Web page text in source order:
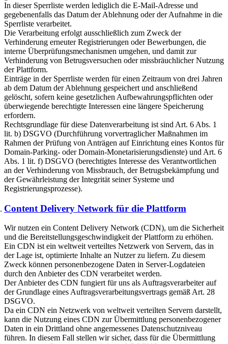
In dieser Sperrliste werden lediglich die E-Mail-Adresse und
gegebenenfalls das Datum der Ablehnung oder der Aufnahme in die
Sperrliste verarbeitet.
Die Verarbeitung erfolgt ausschließlich zum Zweck der
Verhinderung erneuter Registrierungen oder Bewerbungen, die
interne Überprüfungsmechanismen umgehen, und damit zur
Verhinderung von Betrugsversuchen oder missbräuchlicher Nutzung
der Plattform.
Einträge in der Sperrliste werden für einen Zeitraum von drei Jahren
ab dem Datum der Ablehnung gespeichert und anschließend
gelöscht, sofern keine gesetzlichen Aufbewahrungspflichten oder
überwiegende berechtigte Interessen eine längere Speicherung
erfordern.
Rechtsgrundlage für diese Datenverarbeitung ist sind Art. 6 Abs. 1
lit. b) DSGVO (Durchführung vorvertraglicher Maßnahmen im
Rahmen der Prüfung von Anträgen auf Einrichtung eines Kontos für
Domain-Parking- oder Domain-Monetarisierungsdienste) und Art. 6
Abs. 1 lit. f) DSGVO (berechtigtes Interesse des Verantwortlichen
an der Verhinderung von Missbrauch, der Betrugsbekämpfung und
der Gewährleistung der Integrität seiner Systeme und
Registrierungsprozesse).
Content Delivery Network für die Plattform
Wir nutzen ein Content Delivery Network (CDN), um die Sicherheit
und die Bereitstellungsgeschwindigkeit der Plattform zu erhöhen.
Ein CDN ist ein weltweit verteiltes Netzwerk von Servern, das in
der Lage ist, optimierte Inhalte an Nutzer zu liefern. Zu diesem
Zweck können personenbezogene Daten in Server-Logdateien
durch den Anbieter des CDN verarbeitet werden.
Der Anbieter des CDN fungiert für uns als Auftragsverarbeiter auf
der Grundlage eines Auftragsverarbeitungsvertrags gemäß Art. 28
DSGVO.
Da ein CDN ein Netzwerk von weltweit verteilten Servern darstellt,
kann die Nutzung eines CDN zur Übermittlung personenbezogener
Daten in ein Drittland ohne angemessenes Datenschutzniveau
führen. In diesem Fall stellen wir sicher, dass für die Übermittlung